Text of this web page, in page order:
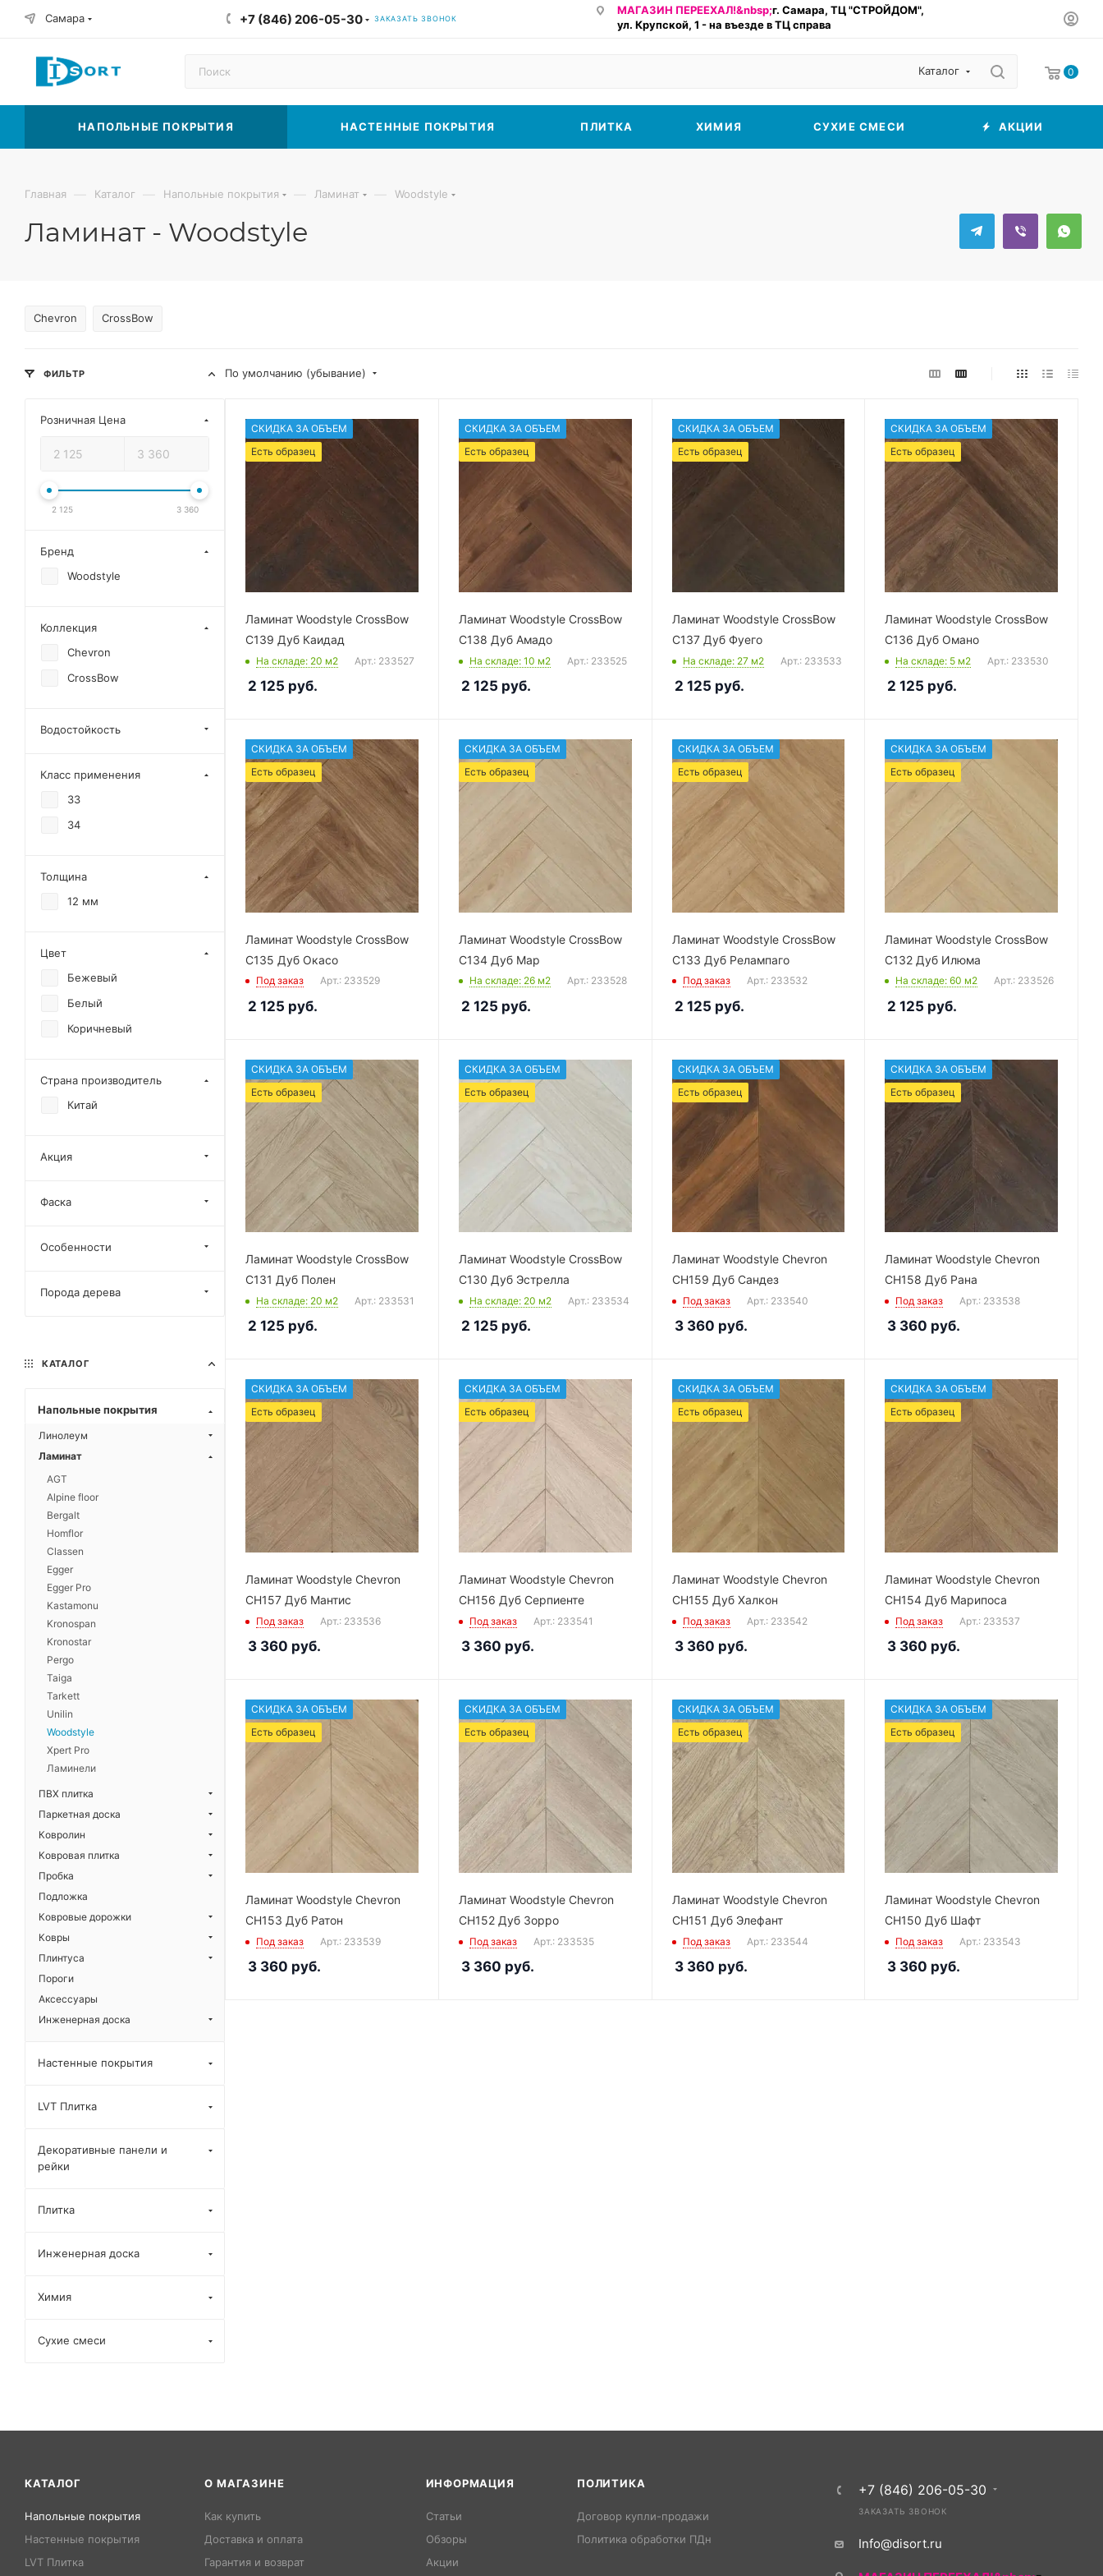
Самара +7 (846) 206-05-30 ЗАКАЗАТЬ ЗВОНОК
МАГАЗИН ПЕРЕЕХАЛ!&nbsp;г. Самара, ТЦ "СТРОЙДОМ",
ул. Крупской, 1 - на въезде в ТЦ справа
Каталог 0
НАПОЛЬНЫЕ ПОКРЫТИЯ НАСТЕННЫЕ ПОКРЫТИЯ ПЛИТКА ХИМИЯ СУХИЕ СМЕСИ АКЦИИ
Главная — Каталог — Напольные покрытия — Ламинат — Woodstyle
Ламинат - Woodstyle
Chevron CrossBow
По умолчанию (убывание)
СКИДКА ЗА ОБЪЕМ
Есть образец
Ламинат Woodstyle CrossBow
C139 Дуб Каидад
На складе: 20 м2 Арт.: 233527
2 125 руб.
СКИДКА ЗА ОБЪЕМ
Есть образец
Ламинат Woodstyle CrossBow
C138 Дуб Амадо
На складе: 10 м2 Арт.: 233525
2 125 руб.
СКИДКА ЗА ОБЪЕМ
Есть образец
Ламинат Woodstyle CrossBow
C137 Дуб Фуего
На складе: 27 м2 Арт.: 233533
2 125 руб.
СКИДКА ЗА ОБЪЕМ
Есть образец
Ламинат Woodstyle CrossBow
C136 Дуб Омано
На складе: 5 м2 Арт.: 233530
2 125 руб.
СКИДКА ЗА ОБЪЕМ
Есть образец
Ламинат Woodstyle CrossBow
C135 Дуб Окасо
Под заказ Арт.: 233529
2 125 руб.
СКИДКА ЗА ОБЪЕМ
Есть образец
Ламинат Woodstyle CrossBow
C134 Дуб Мар
На складе: 26 м2 Арт.: 233528
2 125 руб.
СКИДКА ЗА ОБЪЕМ
Есть образец
Ламинат Woodstyle CrossBow
C133 Дуб Релампаго
Под заказ Арт.: 233532
2 125 руб.
СКИДКА ЗА ОБЪЕМ
Есть образец
Ламинат Woodstyle CrossBow
C132 Дуб Илюма
На складе: 60 м2 Арт.: 233526
2 125 руб.
СКИДКА ЗА ОБЪЕМ
Есть образец
Ламинат Woodstyle CrossBow
C131 Дуб Полен
На складе: 20 м2 Арт.: 233531
2 125 руб.
СКИДКА ЗА ОБЪЕМ
Есть образец
Ламинат Woodstyle CrossBow
C130 Дуб Эстрелла
На складе: 20 м2 Арт.: 233534
2 125 руб.
СКИДКА ЗА ОБЪЕМ
Есть образец
Ламинат Woodstyle Chevron
CH159 Дуб Сандез
Под заказ Арт.: 233540
3 360 руб.
СКИДКА ЗА ОБЪЕМ
Есть образец
Ламинат Woodstyle Chevron
CH158 Дуб Рана
Под заказ Арт.: 233538
3 360 руб.
СКИДКА ЗА ОБЪЕМ
Есть образец
Ламинат Woodstyle Chevron
CH157 Дуб Мантис
Под заказ Арт.: 233536
3 360 руб.
СКИДКА ЗА ОБЪЕМ
Есть образец
Ламинат Woodstyle Chevron
CH156 Дуб Серпиенте
Под заказ Арт.: 233541
3 360 руб.
СКИДКА ЗА ОБЪЕМ
Есть образец
Ламинат Woodstyle Chevron
CH155 Дуб Халкон
Под заказ Арт.: 233542
3 360 руб.
СКИДКА ЗА ОБЪЕМ
Есть образец
Ламинат Woodstyle Chevron
CH154 Дуб Марипоса
Под заказ Арт.: 233537
3 360 руб.
СКИДКА ЗА ОБЪЕМ
Есть образец
Ламинат Woodstyle Chevron
CH153 Дуб Ратон
Под заказ Арт.: 233539
3 360 руб.
СКИДКА ЗА ОБЪЕМ
Есть образец
Ламинат Woodstyle Chevron
CH152 Дуб Зорро
Под заказ Арт.: 233535
3 360 руб.
СКИДКА ЗА ОБЪЕМ
Есть образец
Ламинат Woodstyle Chevron
CH151 Дуб Элефант
Под заказ Арт.: 233544
3 360 руб.
СКИДКА ЗА ОБЪЕМ
Есть образец
Ламинат Woodstyle Chevron
CH150 Дуб Шафт
Под заказ Арт.: 233543
3 360 руб.
ФИЛЬТР
Розничная Цена
2 125 3 360
Бренд
Woodstyle
Коллекция
Chevron
CrossBow
Водостойкость
Класс применения
33
34
Толщина
12 мм
Цвет
Бежевый
Белый
Коричневый
Страна производитель
Китай
Акция
Фаска
Особенности
Порода дерева
КАТАЛОГ
Напольные покрытия
Линолеум
Ламинат
AGT
Alpine floor
Bergalt
Homflor
Classen
Egger
Egger Pro
Kastamonu
Kronospan
Kronostar
Pergo
Taiga
Tarkett
Unilin
Woodstyle
Xpert Pro
Ламинели
ПВХ плитка
Паркетная доска
Ковролин
Ковровая плитка
Пробка
Подложка
Ковровые дорожки
Ковры
Плинтуса
Пороги
Аксессуары
Инженерная доска
Настенные покрытия
LVT Плитка
Декоративные панели и
рейки
Плитка
Инженерная доска
Химия
Сухие смеси
КАТАЛОГ
Напольные покрытия
Настенные покрытия
LVT Плитка
О МАГАЗИНЕ
Как купить
Доставка и оплата
Гарантия и возврат
ИНФОРМАЦИЯ
Статьи
Обзоры
Акции
ПОЛИТИКА
Договор купли-продажи
Политика обработки ПДн
+7 (846) 206-05-30
ЗАКАЗАТЬ ЗВОНОК
Info@disort.ru